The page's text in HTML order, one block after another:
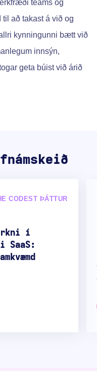
teams og
að takast á við og
kynningunni bætt við
innsýn,
geta búist við árið
CODEST ÞÁTTUR
í
SaaS: